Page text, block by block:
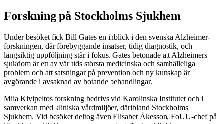
Forskning på Stockholms Sjukhem
Under besöket fick Bill Gates en inblick i den svenska Alzheimer-
forskningen, där förebyggande insatser, tidig diagnostik, och
långsiktig uppföljning står i fokus. Gates betonade att Alzheimers
sjukdom är ett av vår tids största medicinska och samhälleliga
problem och att satsningar på prevention och ny kunskap är
avgörande i avsaknad av botande behandlingar.
Miia Kivipeltos forskning bedrivs vid Karolinska Institutet och i
samverkan med kliniska vårdmiljöer, däribland Stockholms
Sjukhem. Vid besöket deltog även Elisabet Åkesson, FoUU-chef på